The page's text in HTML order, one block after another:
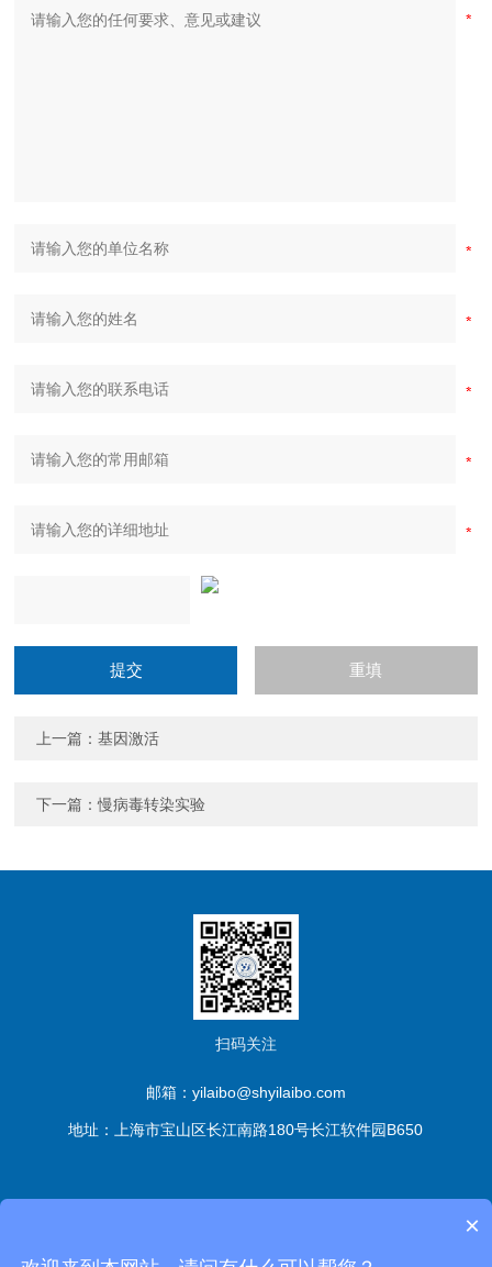
上一篇：基因激活
下一篇：慢病毒转染实验
扫码关注
邮箱：yilaibo@shyilaibo.com
地址：上海市宝山区长江南路180号长江软件园B650
×